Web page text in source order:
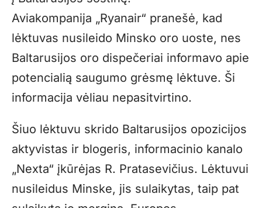
Aviakompanija „Ryanair“ pranešė, kad
lėktuvas nusileido Minsko oro uoste, nes
Baltarusijos oro dispečeriai informavo apie
potencialią saugumo grėsmę lėktuve. Ši
informacija vėliau nepasitvirtino.
Šiuo lėktuvu skrido Baltarusijos opozicijos
aktyvistas ir blogeris, informacinio kanalo
„Nexta“ įkūrėjas R. Pratasevičius. Lėktuvui
nusileidus Minske, jis sulaikytas, taip pat